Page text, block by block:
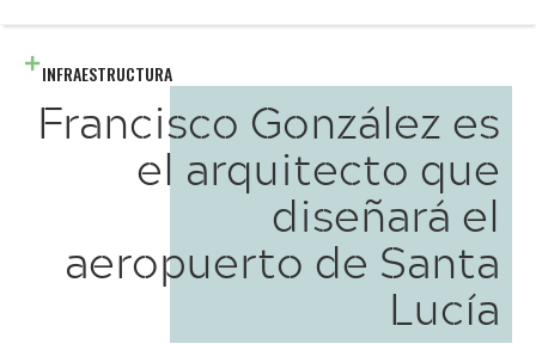
INFRAESTRUCTURA
Francisco González es
el arquitecto que
diseñará el
aeropuerto de Santa
Lucía